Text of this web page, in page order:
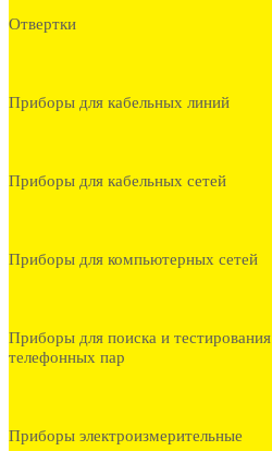
Отвертки
Приборы для кабельных линий
Приборы для кабельных сетей
Приборы для компьютерных сетей
Приборы для поиска и тестирования
телефонных пар
Приборы электроизмерительные